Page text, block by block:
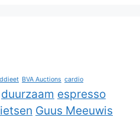
BVA Auctions cardio
duurzaam espresso
Guus Meeuwis